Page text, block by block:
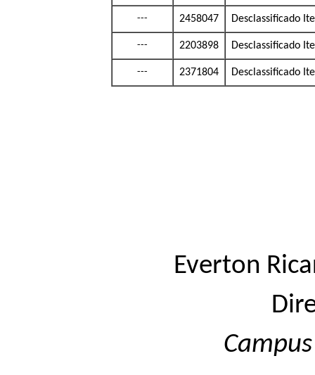
--- 2458047 Desclassificado
--- 2203898 Desclassificado
--- 2371804 Desclassificado
Everton